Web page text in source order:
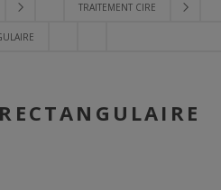
TRAITEMENT CIRE